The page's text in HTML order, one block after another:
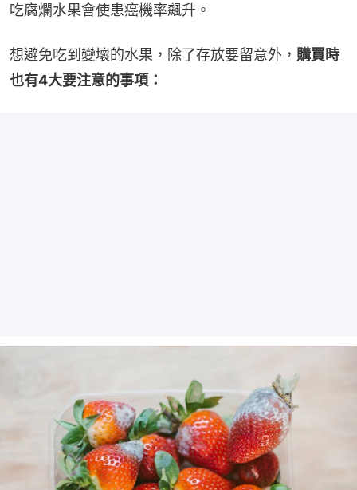
吃腐爛水果會使患癌機率飆升。
想避免吃到變壞的水果，除了存放要留意外， 購買時
也有4大要注意的事項：